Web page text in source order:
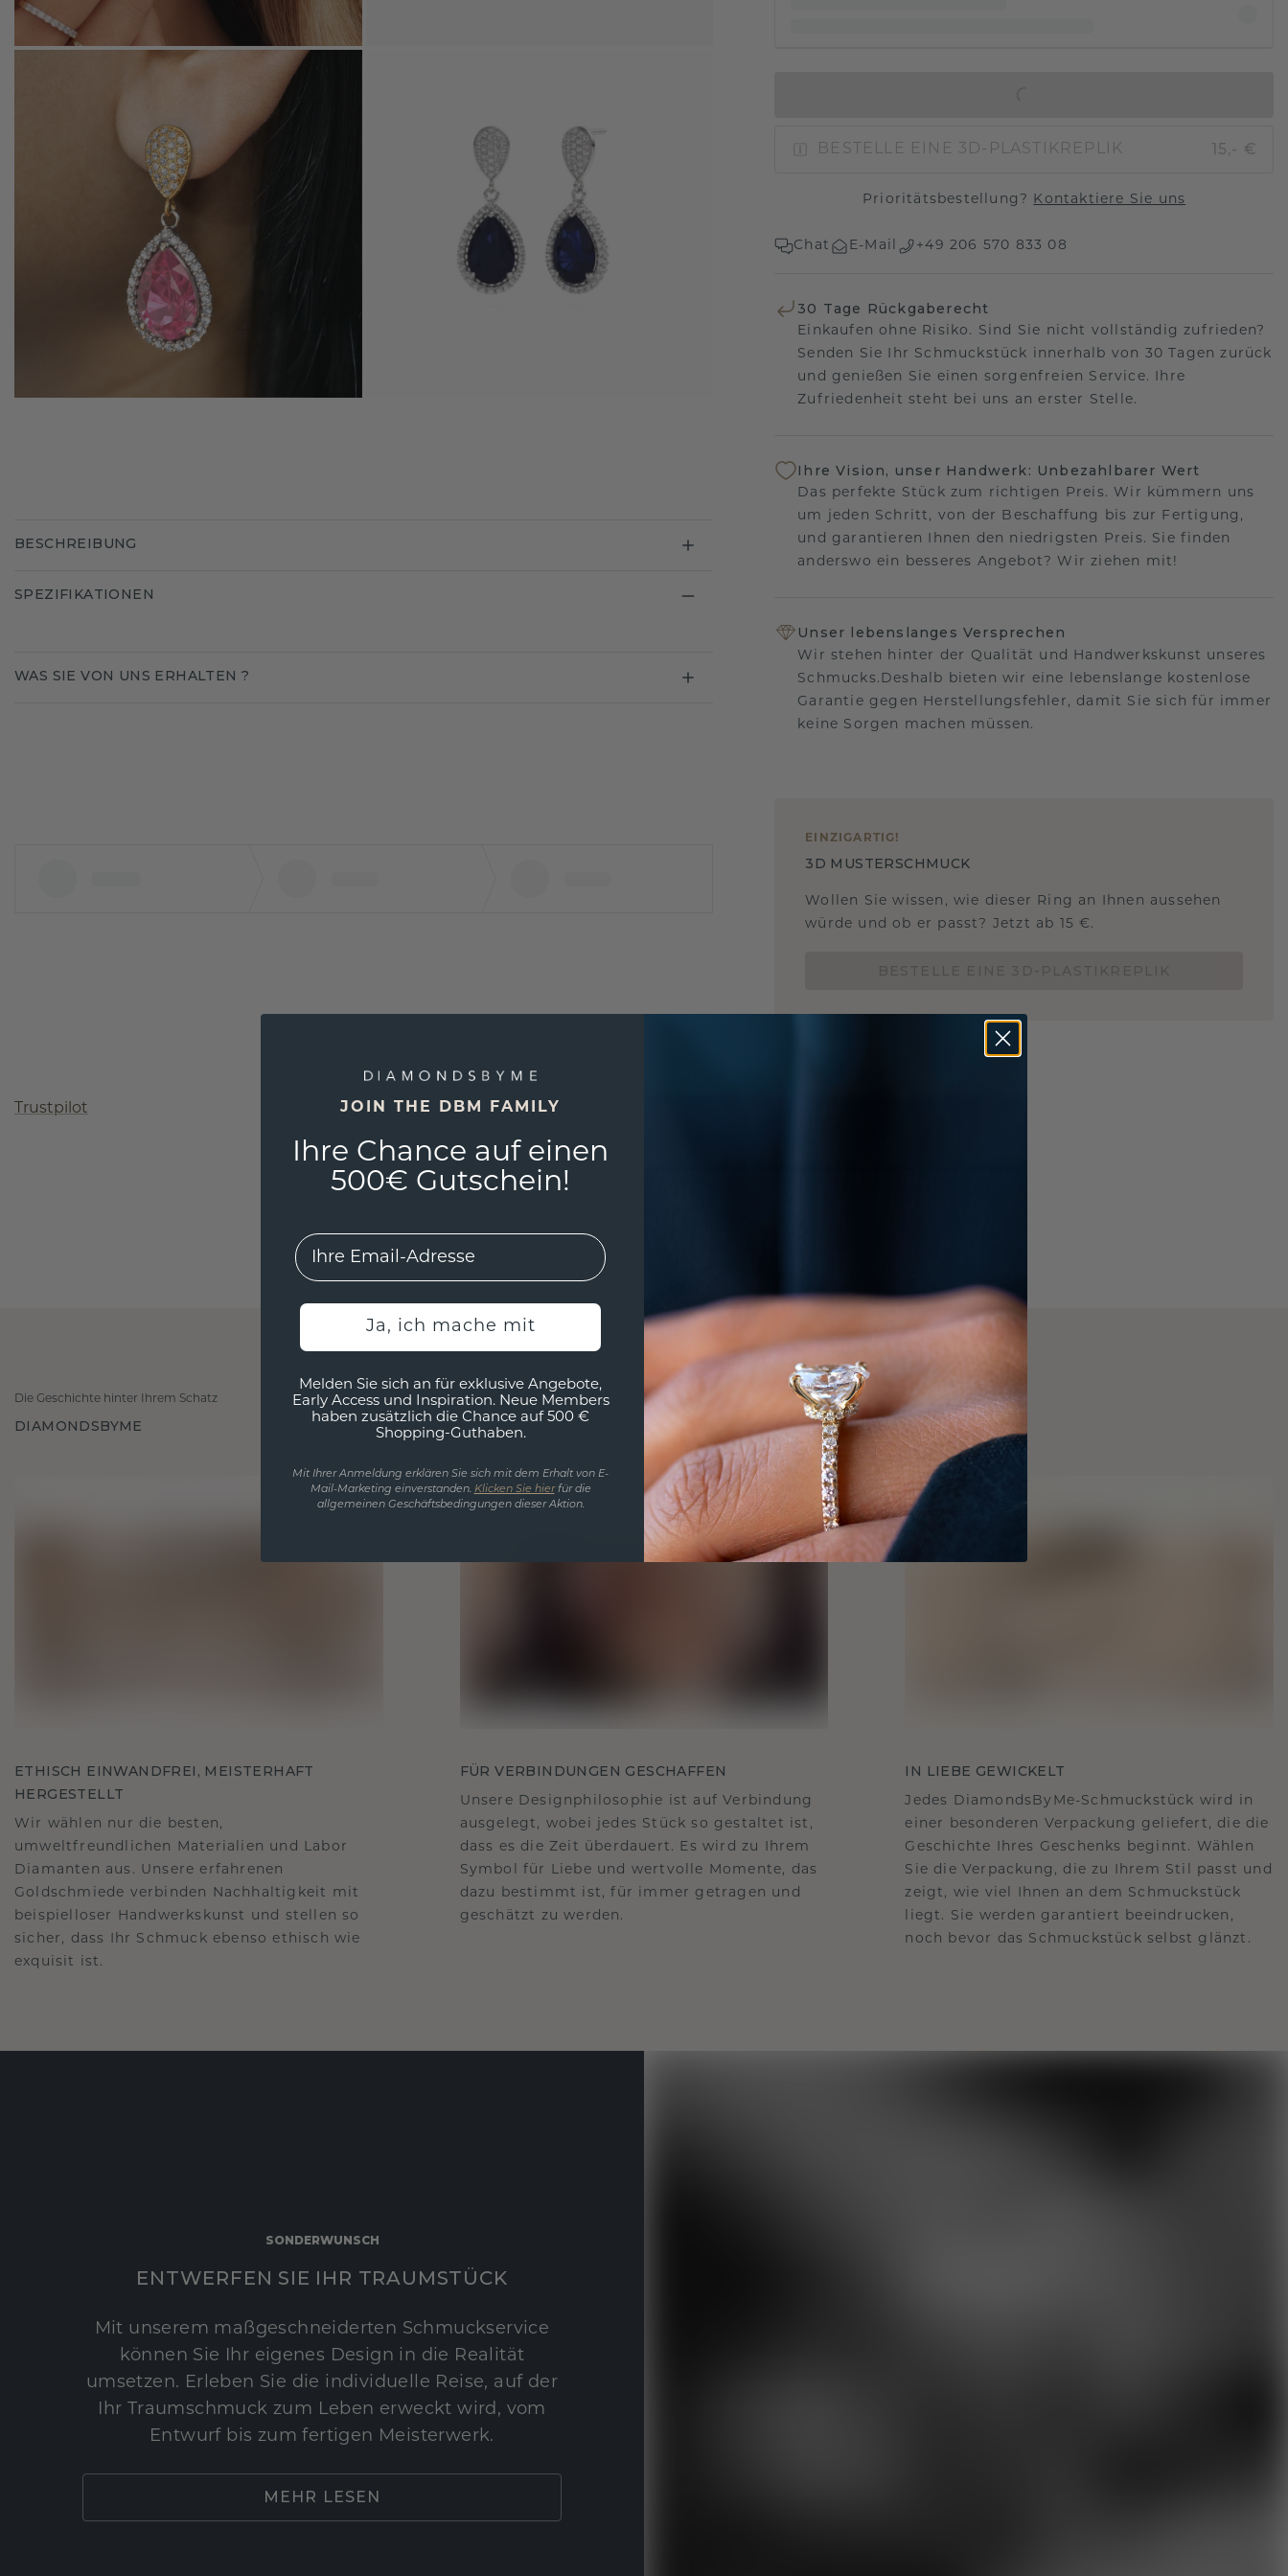
BESTELLE EINE 3D-PLASTIKREPLIK 15,- €
Prioritätsbestellung? Kontaktiere Sie uns
Chat E-Mail +49 206 570 833 08
30 Tage Rückgaberecht
Einkaufen ohne Risiko. Sind Sie nicht vollständig zufrieden?
Senden Sie Ihr Schmuckstück innerhalb von 30 Tagen zurück
und genießen Sie einen sorgenfreien Service. Ihre
Zufriedenheit steht bei uns an erster Stelle.
Ihre Vision, unser Handwerk: Unbezahlbarer Wert
Das perfekte Stück zum richtigen Preis. Wir kümmern uns
um jeden Schritt, von der Beschaffung bis zur Fertigung,
und garantieren Ihnen den niedrigsten Preis. Sie finden
anderswo ein besseres Angebot? Wir ziehen mit!
Unser lebenslanges Versprechen
Wir stehen hinter der Qualität und Handwerkskunst unseres
Schmucks.Deshalb bieten wir eine lebenslange kostenlose
Garantie gegen Herstellungsfehler, damit Sie sich für immer
keine Sorgen machen müssen.
EINZIGARTIG !
3D MUSTERSCHMUCK
Wollen Sie wissen, wie dieser Ring an Ihnen aussehen
würde und ob er passt? Jetzt ab 15 €.
BESCHREIBUNG
SPEZIFIKATIONEN
WAS SIE VON UNS ERHALTEN ?
Trustpilot
Die Geschichte hinter Ihrem Schatz
DIAMONDSBYME
ETHISCH EINWANDFREI, MEISTERHAFT
HERGESTELLT
Wir wählen nur die besten,
umweltfreundlichen Materialien und Labor
Diamanten aus. Unsere erfahrenen
Goldschmiede verbinden Nachhaltigkeit mit
beispielloser Handwerkskunst und stellen so
sicher, dass Ihr Schmuck ebenso ethisch wie
exquisit ist.
FÜR VERBINDUNGEN GESCHAFFEN
Unsere Designphilosophie ist auf Verbindung
ausgelegt, wobei jedes Stück so gestaltet ist,
dass es die Zeit überdauert. Es wird zu Ihrem
Symbol für Liebe und wertvolle Momente, das
dazu bestimmt ist, für immer getragen und
geschätzt zu werden.
IN LIEBE GEWICKELT
Jedes DiamondsByMe-Schmuckstück wird in
einer besonderen Verpackung geliefert, die die
Geschichte Ihres Geschenks beginnt. Wählen
Sie die Verpackung, die zu Ihrem Stil passt und
zeigt, wie viel Ihnen an dem Schmuckstück
liegt. Sie werden garantiert beeindrucken,
noch bevor das Schmuckstück selbst glänzt.
SONDERWUNSCH
ENTWERFEN SIE IHR TRAUMSTÜCK
Mit unserem maßgeschneiderten Schmuckservice
können Sie Ihr eigenes Design in die Realität
umsetzen. Erleben Sie die individuelle Reise, auf der
Ihr Traumschmuck zum Leben erweckt wird, vom
Entwurf bis zum fertigen Meisterwerk.
MEHR LESEN
JOIN THE DBM FAMILY
Ihre Chance auf einen
500€ Gutschein!
EMail
Ja, ich mache mit
Melden Sie sich an für exklusive Angebote,
Early Access und Inspiration. Neue Members
haben zusätzlich die Chance auf 500 €
Shopping-Guthaben.
Mit Ihrer Anmeldung erklären Sie sich mit dem Erhalt von E-
Mail-Marketing einverstanden. Klicken Sie hierfür die
allgemeinen Geschäftsbedingungen dieser Aktion.